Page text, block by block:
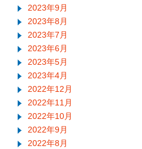
2023年9月
2023年8月
2023年7月
2023年6月
2023年5月
2023年4月
2022年12月
2022年11月
2022年10月
2022年9月
2022年8月